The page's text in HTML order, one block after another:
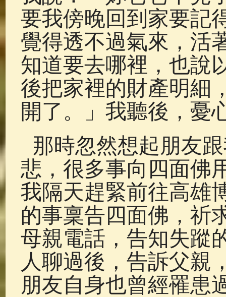
要我傍晚回到家要記
覺得透不過氣來，活
知道要去哪裡，也說
後把家裡的財產明細
開了。」我聽後，憂
那時忽然想起朋友
悲，很多事向四面佛
我隔天趕緊前往高雄
的事稟告四面佛，祈
母親電話，告知失蹤
人聊過後，告訴父親
朋友自身也曾經罹患